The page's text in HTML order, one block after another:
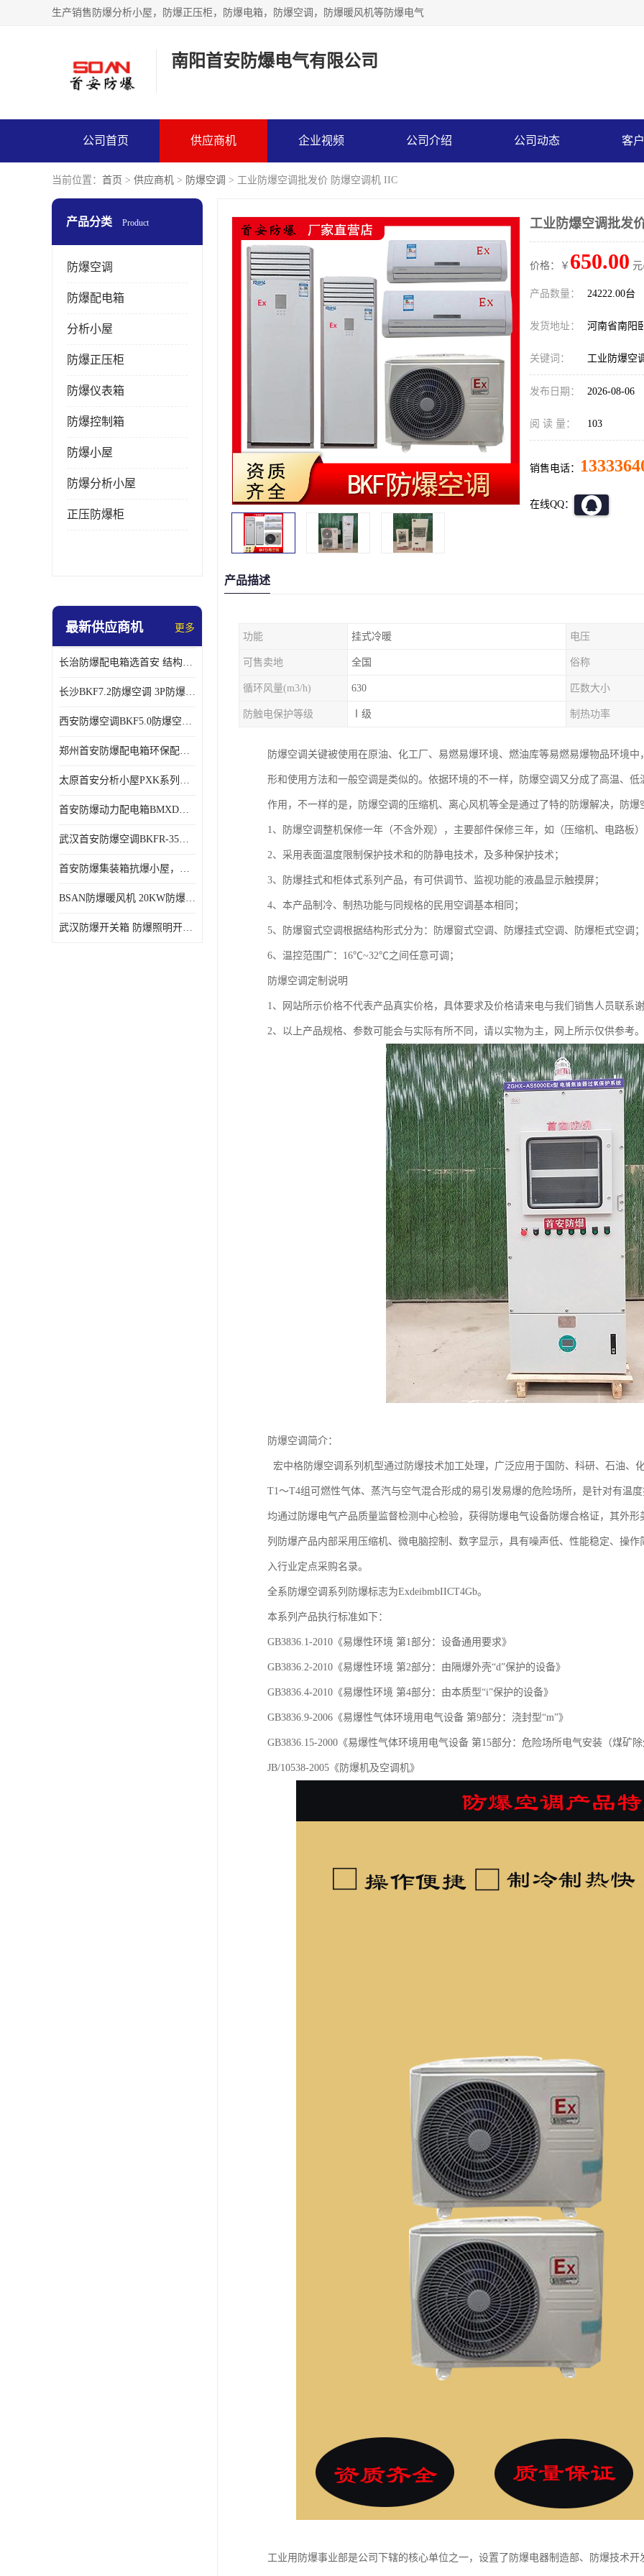
生产销售防爆分析小屋，防爆正压柜，防爆电箱，防爆空调，防爆暖风机等防爆电气
南阳首安防爆电气有限公司
公司首页 供应商机 企业视频 公司介绍 公司动态 客
当前位置： 首页 > 供应商机 > 防爆空调 > 工业防爆空调批发价 防爆空调机 IIC
产品分类 Product
防爆空调
防爆配电箱
分析小屋
防爆正压柜
防爆仪表箱
防爆控制箱
防爆小屋
防爆分析小屋
正压防爆柜
最新供应商机 更多
长治防爆配电箱选首安 结构紧凑、价格合理、资质齐全
长沙BKF7.2防爆空调 3P防爆空调与普通空调有什么区别
西安防爆空调BKF5.0防爆空调技术参数
郑州首安防爆配电箱环保配套用防爆配电箱
太原首安分析小屋PXK系列在线分析小屋厂家
首安防爆动力配电箱BMXD系列防爆配电箱技术参数
武汉首安防爆空调BKFR-35防爆空调生产厂家
首安防爆集装箱抗爆小屋，危化品暂存间厂家批发
BSAN防爆暖风机 20KW防爆工业暖风机
武汉防爆开关箱 防爆照明开关箱厂家
工业防爆空调批发
价格：￥ 650.00
产品数量： 24222.00台
发货地址： 河南省南阳
关键词： 工业防爆空
发布日期： 2026-08-06
阅 读 量： 103
销售电话：
在线QQ：
产品描述
功能 挂式冷暖 电压
可售卖地 全国 俗称
循环风量(m3/h) 630 匹数大小
防触电保护等级 Ⅰ级 制热功率
防爆空调关键被使用在原油、化工厂、易燃易爆环境、燃油库等易燃易爆物品环境
形和使用方法和一般空调是类似的。依据环境的不一样，防爆空调又分成了高温、
作用，不一样的是，防爆空调的压缩机、离心风机等全是通过了特的防爆解决，防爆
1、防爆空调整机保修一年（不含外观），主要部件保修三年，如（压缩机、电路板
2、采用表面温度限制保护技术和的防静电技术，及多种保护技术；
3、防爆挂式和柜体式系列产品，有可供调节、监视功能的液晶显示触摸屏；
4、本产品制冷、制热功能与同规格的民用空调基本相同；
5、防爆窗式空调根据结构形式分为：防爆窗式空调、防爆挂式空调、防爆柜式空调
6、温控范围广：16℃~32℃之间任意可调；
防爆空调定制说明
1、网站所示价格不代表产品真实价格，具体要求及价格请来电与我们销售人员联系
2、以上产品规格、参数可能会与实际有所不同，请以实物为主，网上所示仅供参考。
防爆空调简介：
宏中格防爆空调系列机型通过防爆技术加工处理，广泛应用于国防、科研、石油
T1～T4组可燃性气体、蒸汽与空气混合形成的易引发易爆的危险场所，是针对有温
均通过防爆电气产品质量监督检测中心检验，获得防爆电气设备防爆合格证，其外
列防爆产品内部采用压缩机、微电脑控制、数字显示，具有噪声低、性能稳定、操
入行业定点采购名录。
全系防爆空调系列防爆标志为ExdeibmbIICT4Gb。
本系列产品执行标准如下：
GB3836.1-2010《易爆性环境 第1部分：设备通用要求》
GB3836.2-2010《易爆性环境 第2部分：由隔爆外壳“d”保护的设备》
GB3836.4-2010《易爆性环境 第4部分：由本质型“i”保护的设备》
GB3836.9-2006《易爆性气体环境用电气设备 第9部分：浇封型“m”》
GB3836.15-2000《易爆性气体环境用电气设备 第15部分：危险场所电气安装（煤矿
JB/10538-2005《防爆机及空调机》
工业用防爆事业部是公司下辖的核心单位之一，设置了防爆电器制造部、防爆技术